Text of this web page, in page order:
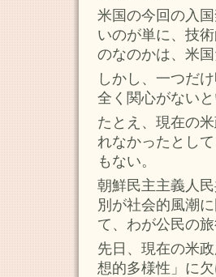
米国の今回の入
いのが単に、技
のなのかは、米
しかし、一つだ
全く関心がないと
たとえ、現在の
れなかったとし
もない。
朝鮮民主主義人
別が社会的風潮
て、わが公民の
先日、現在の米
想的多様性」に